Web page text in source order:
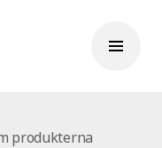
produkterna